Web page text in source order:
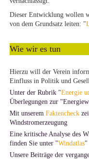
Dieser Entwicklung wollen
von dem Grundsatz leiten: "
Wie wir es tun
Hierzu will der Verein
Einfluss in Politik und
Unter der Rubrik "Energie
Überlegungen zur
Mit unserem Faktencheck
Windstromerzeugung
Eine kritische Analyse des
finden Sie unter "Windatlas"
Unsere Beiträge der